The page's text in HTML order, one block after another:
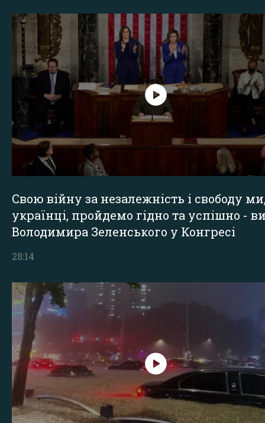
Свою війну за незалежність і свободу
українці, пройдемо гідно та успішно -
Володимира Зеленського у Конгресі
28:14